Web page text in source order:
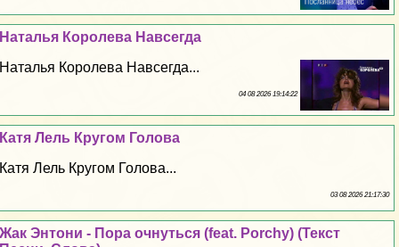
Наталья Королева Навсегда
Наталья Королева Навсегда...
04 08 2026 19:14:22
Катя Лель Кругом Голова
Катя Лель Кругом Голова...
03 08 2026 21:17:30
Жак Энтони - Пора очнуться (feat. Porchy) (Текст